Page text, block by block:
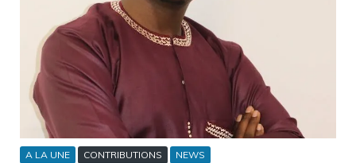
A LA UNE CONTRIBUTIONS NEWS